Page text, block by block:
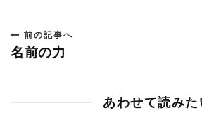
前の記事へ
名前の力
あわせて読みた